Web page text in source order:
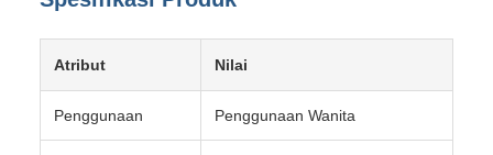
Atribut Nilai
Penggunaan Penggunaan Wanita